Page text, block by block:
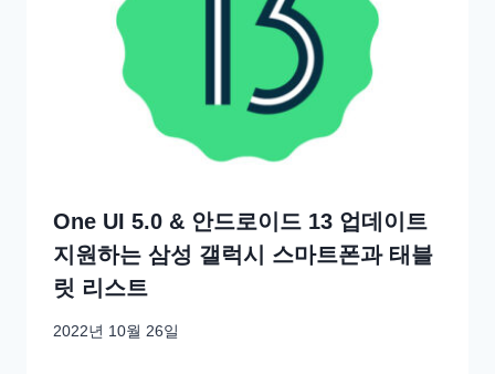
One UI 5.0 & 안드로이드 13 업데이트
지원하는 삼성 갤럭시 스마트폰과 태블
릿 리스트
2022년 10월 26일